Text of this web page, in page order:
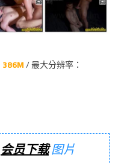
386M/ 最大分辨率：
会员下载图片